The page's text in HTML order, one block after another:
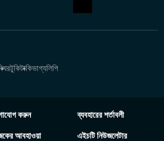
টুকিটাকিভাগ্যলিপি
করুন ব্যবহারের শর্তাবলী
আবহাওয়া এইচটি নিউজলেটার